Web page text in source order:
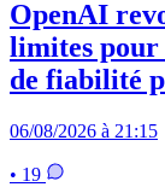
OpenAI
limites pour
de fiabilité
06/08/2026 à 21:15
• 19